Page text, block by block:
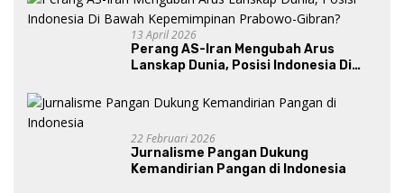
13 April 2026
Perang AS-Iran Mengubah Arus
Lanskap Dunia, Posisi Indonesia Di
Gibran?
22 Februari 2026
Jurnalisme Pangan Dukung
Kemandirian Pangan di Indonesia